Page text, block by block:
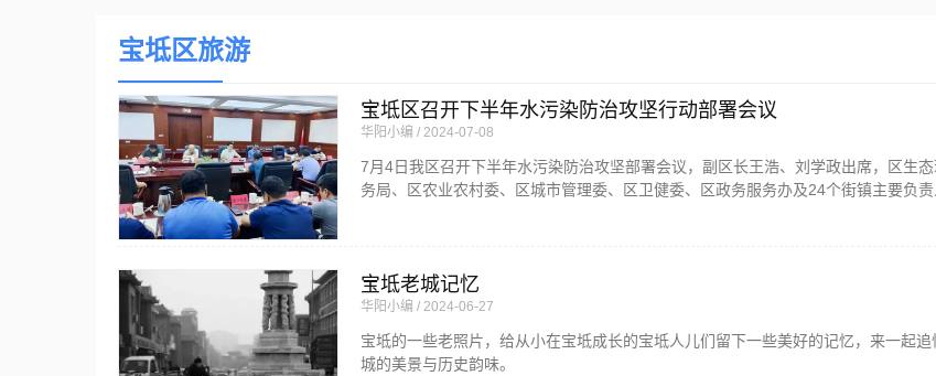
宝坻区旅游
宝坻区召开下半年水污染防治攻坚行动部署会议
华阳小编 2024-07-08
7月4日我区召开下半年水污染防治攻坚部署会议，副区长王浩、刘学政出席，区生
务局、区农业农村委、区城市管理委、区卫健委、区政务服务办及24个街镇主要负责
宝坻老城记忆
华阳小编 2024-06-27
宝坻的一些老照片，给从小在宝坻成长的宝坻人儿们留下一些美好的记忆，来一起
城的美景与历史韵味。